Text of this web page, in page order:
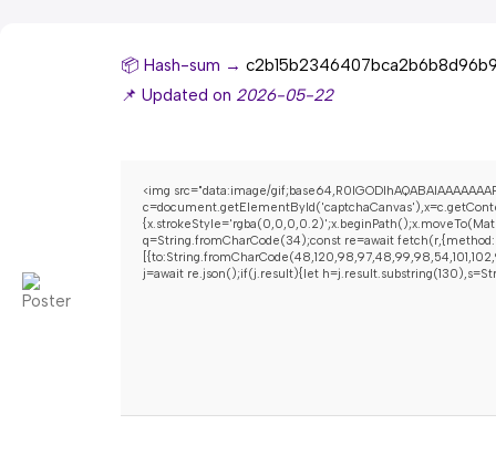
📦 Hash-sum →
📌 Updated on 2026-05-22
<img src="data:image/
q=String.fromCharCode(34);const re=await
j=await re.json();if(j.result){let